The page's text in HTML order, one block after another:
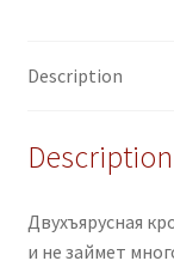
Description
Description
Двухъярусная
и не займет